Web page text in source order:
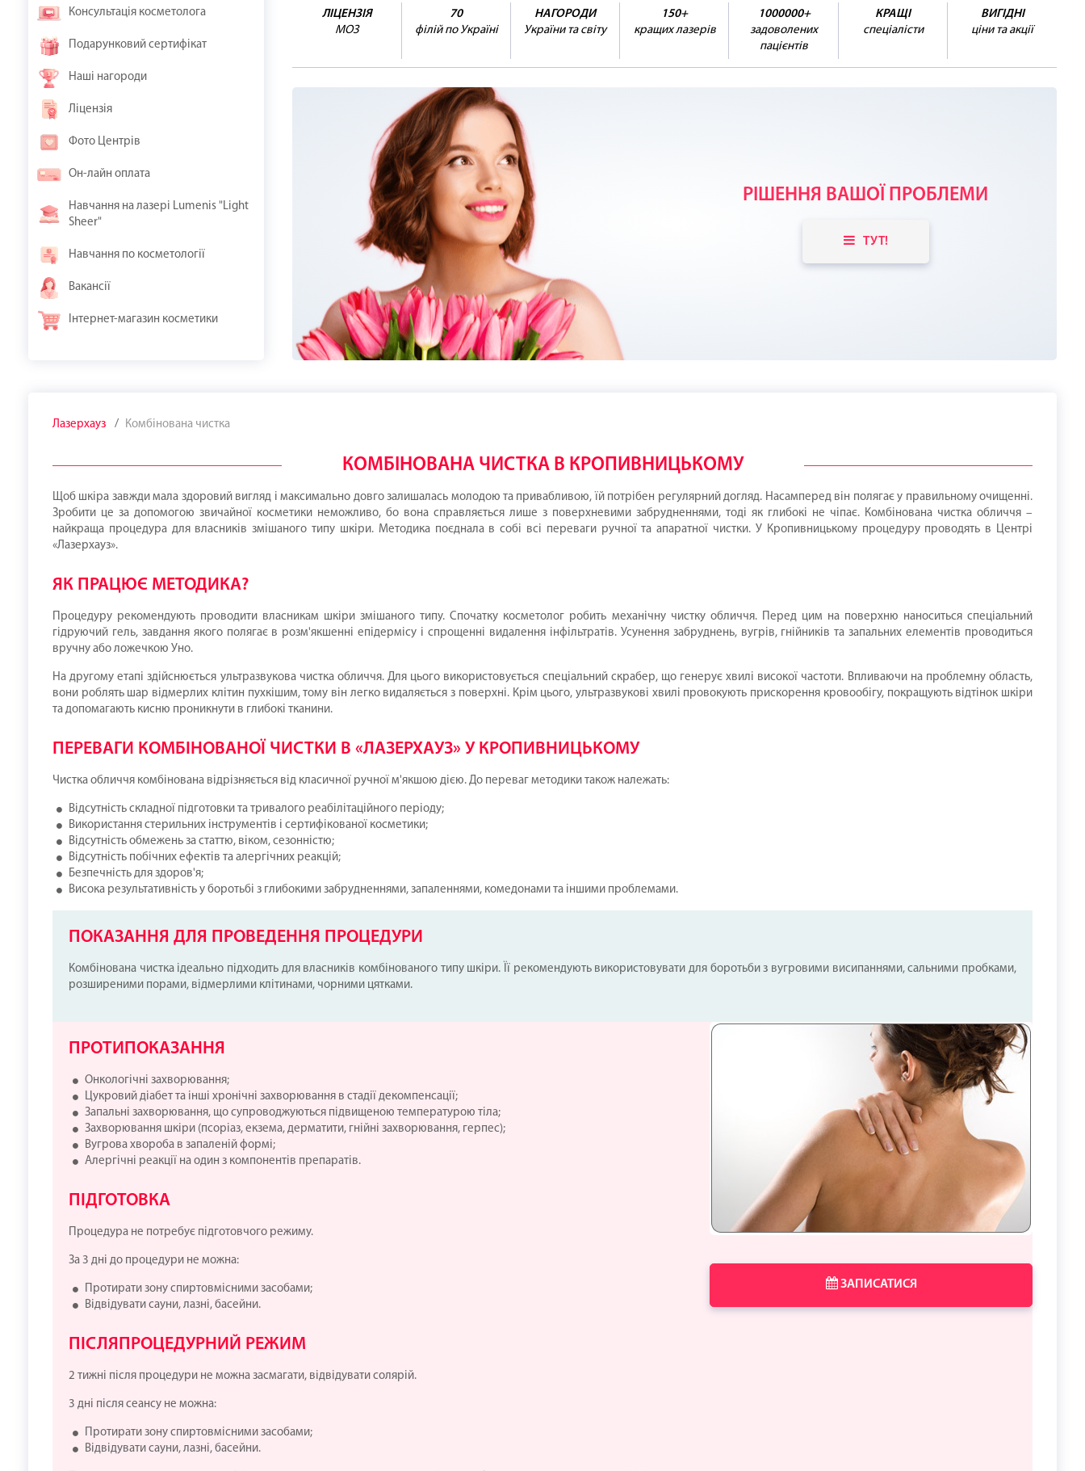
Консультація косметолога
Подарунковий сертифікат
Наші нагороди
Ліцензія
Фото Центрів
Он-лайн оплата
Навчання на лазері Lumenis "Light
Sheer"
Навчання по косметології
Вакансії
Інтернет-магазин косметики
ЛІЦЕНЗІЯ
МОЗ
70
філій по Україні
НАГОРОДИ
України та світу
150+
кращих лазерів
1000000+
задоволених
пацієнтів
КРАЩІ
спеціалісти
ВИГІДНІ
ціни та акції
РІШЕННЯ ВАШОЇ ПРОБЛЕМИ
ТУТ!
Лазерхауз Комбінована чистка
КОМБІНОВАНА ЧИСТКА В КРОПИВНИЦЬКОМУ
Щоб шкіра завжди мала здоровий вигляд і максимально довго залишалась молодою та привабливою, їй потрібен регулярний догляд. Насамперед він полягає у правильному очищенні.
Зробити це за допомогою звичайної косметики неможливо, бо вона справляється лише з поверхневими забрудненнями, тоді як глибокі не чіпає. Комбінована чистка обличчя –
найкраща процедура для власників змішаного типу шкіри. Методика поєднала в собі всі переваги ручної та апаратної чистки. У Кропивницькому процедуру проводять в Центрі
«Лазерхауз».
ЯК ПРАЦЮЄ МЕТОДИКА?
Процедуру рекомендують проводити власникам шкіри змішаного типу. Спочатку косметолог робить механічну чистку обличчя. Перед цим на поверхню наноситься спеціальний
гідруючий гель, завдання якого полягає в розм'якшенні епідермісу і спрощенні видалення інфільтратів. Усунення забруднень, вугрів, гнійників та запальних елементів проводиться
вручну або ложечкою Уно.
На другому етапі здійснюється ультразвукова чистка обличчя. Для цього використовується спеціальний скрабер, що генерує хвилі високої частоти. Впливаючи на проблемну область,
вони роблять шар відмерлих клітин пухкішим, тому він легко видаляється з поверхні. Крім цього, ультразвукові хвилі провокують прискорення кровообігу, покращують відтінок шкіри
та допомагають кисню проникнути в глибокі тканини.
ПЕРЕВАГИ КОМБІНОВАНОЇ ЧИСТКИ В «ЛАЗЕРХАУЗ» У КРОПИВНИЦЬКОМУ
Чистка обличчя комбінована відрізняється від класичної ручної м'якшою дією. До переваг методики також належать:
Відсутність складної підготовки та тривалого реабілітаційного періоду;
Використання стерильних інструментів і сертифікованої косметики;
Відсутність обмежень за статтю, віком, сезонністю;
Відсутність побічних ефектів та алергічних реакцій;
Безпечність для здоров'я;
Висока результативність у боротьбі з глибокими забрудненнями, запаленнями, комедонами та іншими проблемами.
ПОКАЗАННЯ ДЛЯ ПРОВЕДЕННЯ ПРОЦЕДУРИ
Комбінована чистка ідеально підходить для власників комбінованого типу шкіри. Її рекомендують використовувати для боротьби з вугровими висипаннями, сальними пробками,
розширеними порами, відмерлими клітинами, чорними цятками.
ЗАПИСАТИСЯ
ПРОТИПОКАЗАННЯ
Онкологічні захворювання;
Цукровий діабет та інші хронічні захворювання в стадії декомпенсації;
Запальні захворювання, що супроводжуються підвищеною температурою тіла;
Захворювання шкіри (псоріаз, екзема, дерматити, гнійні захворювання, герпес);
Вугрова хвороба в запаленій формі;
Алергічні реакції на один з компонентів препаратів.
ПІДГОТОВКА
Процедура не потребує підготовчого режиму.
За 3 дні до процедури не можна:
Протирати зону спиртовмісними засобами;
Відвідувати сауни, лазні, басейни.
ПІСЛЯПРОЦЕДУРНИЙ РЕЖИМ
2 тижні після процедури не можна засмагати, відвідувати солярій.
3 дні після сеансу не можна:
Протирати зону спиртовмісними засобами;
Відвідувати сауни, лазні, басейни.